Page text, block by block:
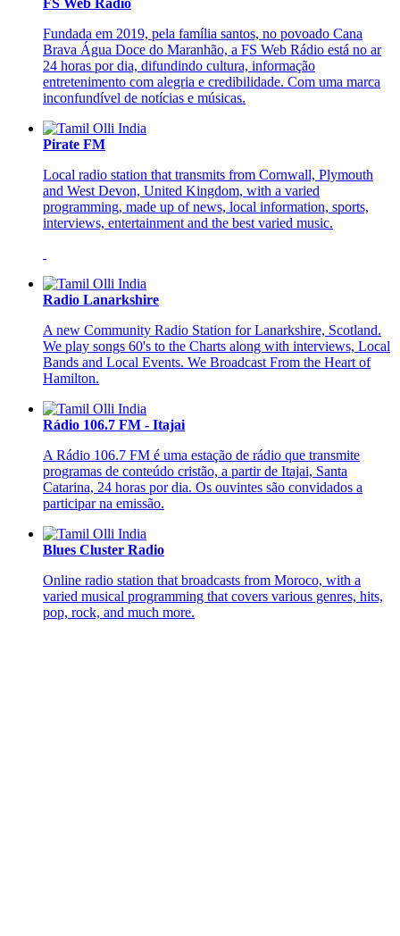
FS Web Rádio
Fundada em 2019, pela família santos, no povoado Cana
Brava Água Doce do Maranhão, a FS Web Rádio está no ar
24 horas por dia, difundindo cultura, informação
entretenimento com alegria e credibilidade. Com uma marca
inconfundível de notícias e músicas.
Pirate FM
Local radio station that transmits from Cornwall, Plymouth
and West Devon, United Kingdom, with a varied
programming, made up of news, local information, sports,
interviews, entertainment and the best varied music.
Radio Lanarkshire
A new Community Radio Station for Lanarkshire, Scotland.
We play songs 60's to the Charts along with interviews, Local
Bands and Local Events. We Broadcast From the Heart of
Hamilton.
Rádio 106.7 FM - Itajai
A Rádio 106.7 FM é uma estação de rádio que transmite
programas de conteúdo cristão, a partir de Itajai, Santa
Catarina, 24 horas por dia. Os ouvintes são convidados a
participar na emissão.
Blues Cluster Radio
Online radio station that broadcasts from Moroco, with a
varied musical programming that covers various genres, hits,
pop, rock, and much more.